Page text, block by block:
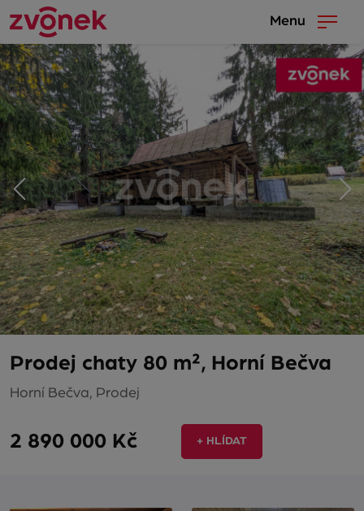
Menu
Prodej chaty 80 m², Horní Bečva
Horní Bečva, Prodej
2 890 000 Kč + HLÍDAT